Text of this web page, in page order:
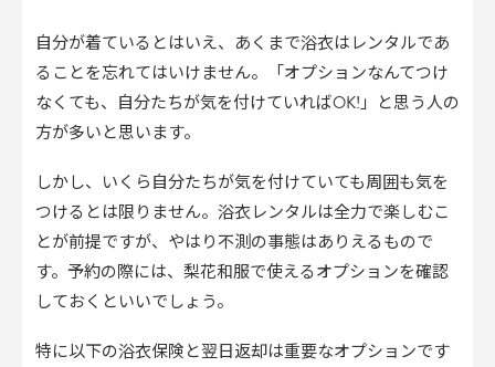
自分が着ているとはいえ、あくまで浴衣はレンタルであ
ることを忘れてはいけません。「オプションなんてつけ
なくても、自分たちが気を付けていればOK!」と思う人の
方が多いと思います。
しかし、いくら自分たちが気を付けていても周囲も気を
つけるとは限りません。浴衣レンタルは全力で楽しむこ
とが前提ですが、やはり不測の事態はありえるもので
す。予約の際には、梨花和服で使えるオプションを確認
しておくといいでしょう。
特に以下の浴衣保険と翌日返却は重要なオプションです